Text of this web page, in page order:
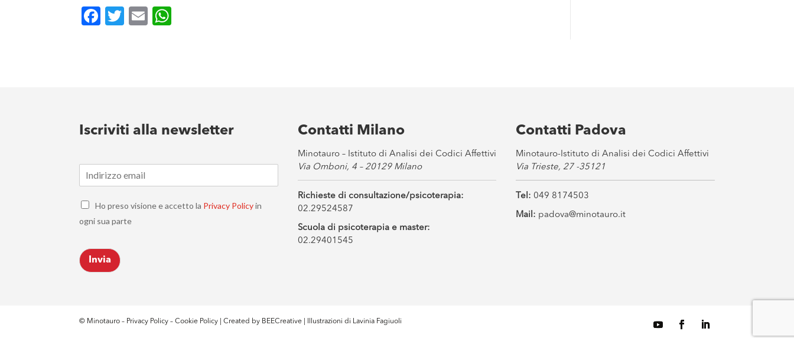
Facebook
Twitter
Email
Iscriviti alla newsletter
m
i
*
C
e
k
b
o
*
Ho preso visione e accetto la Privacy Policyin
ogni sua parte
Invia
Contatti Milano
Minotauro – Istituto di Analisi dei Codici Affettivi
Via Omboni, 4 – 20129 Milano
Richieste di consultazione/psicoterapia:
02.29524587
Scuola di psicoterapia e master:
02.29401545
Contatti Padova
Minotauro-Istituto di Analisi dei Codici Affettivi
Via Trieste, 27 -35121
Tel: 049 8174503
Mail: padova@minotauro.it
© Minotauro – Privacy Policy –Cookie Policy | Created by BEECreative | Illustrazioni di Lavinia Fagiuoli